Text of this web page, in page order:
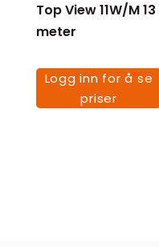
Top View 11W/M 13
meter
Logg inn for å se
priser